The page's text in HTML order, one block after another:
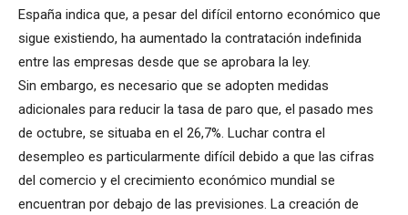
España indica que, a pesar del difícil entorno económico que
sigue existiendo, ha aumentado la contratación indefinida
entre las empresas desde que se aprobara la ley.
Sin embargo, es necesario que se adopten medidas
adicionales para reducir la tasa de paro que, el pasado mes
de octubre, se situaba en el 26,7%. Luchar contra el
desempleo es particularmente difícil debido a que las cifras
del comercio y el crecimiento económico mundial se
encuentran por debajo de las previsiones. La creación de